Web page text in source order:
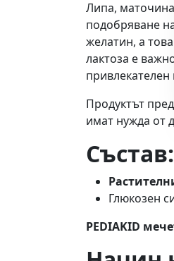
Липа,
подобряване
желатин, а
лактоза е
привлекателен
Продуктът
имат нужда от
Състав:
Глюкозен
PEDIAKID